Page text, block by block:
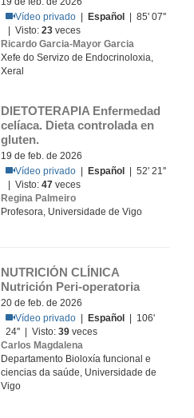
Vídeo privado
Español
| 85' 07''
| Visto:23 veces
Ricardo Garcia-Mayor Garcia
Xefe do Servizo de Endocrinoloxia,
Xeral
DIETOTERAPIA Enfermedad
celíaca. Dieta controlada en
gluten.
19 de feb. de 2026
Vídeo privado
Español
| 52' 21''
| Visto:47 veces
Regina Palmeiro
Profesora, Universidade de Vigo
NUTRICIÓN CLÍNICA
Nutrición Peri-operatoria
20 de feb. de 2026
Vídeo privado
Español
| 106'
24'' | Visto:39 veces
Carlos Magdalena
Departamento Bioloxía funcional e
ciencias da saúde, Universidade de
Vigo